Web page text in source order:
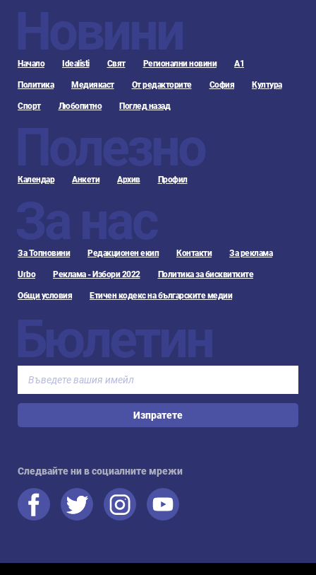
Новини
Начало Idealisti Свят Регионални новини А1
Политика Медиякаст От редакторите София Култура
Спорт Любопитно Поглед назад
Полезно
Календар Анкети Архив Профил
За нас
За Топновини Редакционен екип Контакти За реклама
Urbo Реклама - Избори 2022 Политика за бисквитките
Общи условия Етичен кодекс на българските медии
Бюлетин
Изпратете
Следвайте ни в социалните мрежи